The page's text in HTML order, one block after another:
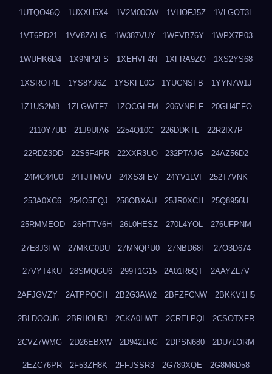
1UTQO46Q 1UXXH5X4 1V2M00OW 1VHOFJ5Z 1VLGOT3L
1VT6PD21 1VV8ZAHG 1W387VUY 1WFVB76Y 1WPX7P03
1WUHK6D4 1X9NP2FS 1XEHVF4N 1XFRA9ZO 1XS2YS68
1XSROT4L 1YS8YJ6Z 1YSKFL0G 1YUCNSFB 1YYN7W1J
1Z1US2M8 1ZLGWTF7 1ZOCGLFM 206VNFLF 20GH4EFO
2110Y7UD 21J9UIA6 2254Q10C 226DDKTL 22R2IX7P
22RDZ3DD 22S5F4PR 22XXR3UO 232PTAJG 24AZ56D2
24MC44U0 24TJTMVU 24XS3FEV 24YV1LVI 252T7VNK
253A0XC6 254O5EQJ 258OBXAU 25JR0XCH 25Q8956U
25RMMEOD 26HTTV6H 26L0HESZ 270L4YOL 276UFPNM
27E8J3FW 27MKG0DU 27MNQPU0 27NBD68F 27O3D674
27VYT4KU 28SMQGU6 299T1G15 2A01R6QT 2AAYZL7V
2AFJGVZY 2ATPPOCH 2B2G3AW2 2BFZFCNW 2BKKV1H5
2BLDOOU6 2BRHOLRJ 2CKA0HWT 2CRELPQI 2CSOTXFR
2CVZ7WMG 2D26EBXW 2D942LRG 2DPSN680 2DU7LORM
2EZC76PR 2F53ZH8K 2FFJSSR3 2G789XQE 2G8M6D58